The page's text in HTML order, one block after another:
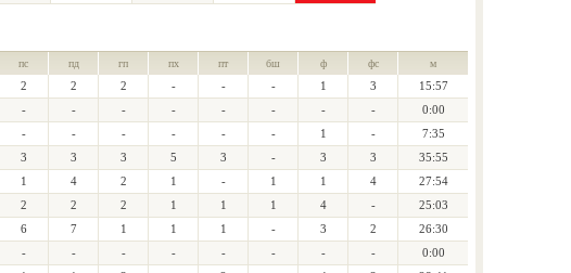
пс пд гп пх пт бш ф фс м
2 2 2 - - - 1 3
15:57
- - - - - - - -
0:00
- - - - - - 1 -
7:35
3 3 3 5 3 - 3 3
35:55
1 4 2 1 - 1 1 4
27:54
2 2 2 1 1 1 4 -
25:03
6 7 1 1 1 - 3 2
26:30
- - - - - - - -
0:00